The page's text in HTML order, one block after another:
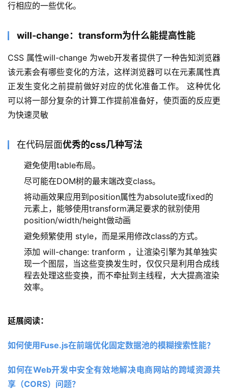
行相应的一些优化。
will-change：transform为什么能提高性能
CSS 属性will-change 为web开发者提供了一种告知浏览器
该元素会有哪些变化的方法，这样浏览器可以在元素属性真
正发生变化之前提前做好对应的优化准备工作。 这种优化
可以将一部分复杂的计算工作提前准备好，使页面的反应更
为快速灵敏
在代码层面优秀的css几种写法
避免使用table布局。
尽可能在DOM树的最末端改变class。
将动画效果应用到position属性为absolute或fixed的
元素上，能够使用transform满足要求的就别使用
position/width/height做动画
避免频繁使用 style，而是采用修改class的方式。
添加 will-change: tranform ，让渲染引擎为其单独实
现一个图层，当这些变换发生时，仅仅只是利用合成线
程去处理这些变换，而不牵扯到主线程，大大提高渲染
效率。
延展阅读：
如何使用Fuse.js在前端优化固定数据池的模糊搜索性能？
如何在Web开发中安全有效地解决电商网站的跨域资源共
享（CORS）问题？